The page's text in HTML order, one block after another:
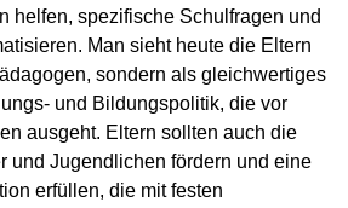
helfen, spezifische Schulfragen und
Man sieht heute die Eltern
sondern als gleichwertiges
und Bildungspolitik, die vor
ausgeht. Eltern sollten auch die
und Jugendlichen fördern und eine
erfüllen, die mit festen